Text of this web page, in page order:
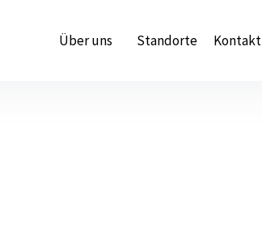
Über uns Standorte Kontakt